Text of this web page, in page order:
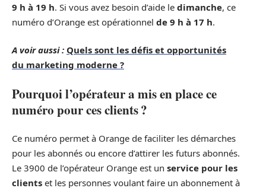
9 h à 19 h. Si vous avez besoin d’aide le dimanche, ce
numéro d’Orange est opérationnel de 9 h à 17 h.
A voir aussi : Quels sont les défis et opportunités
du marketing moderne ?
Pourquoi l’opérateur a mis en place ce
numéro pour ces clients ?
Ce numéro permet à Orange de faciliter les démarches
pour les abonnés ou encore d’attirer les futurs abonnés.
Le 3900 de l’opérateur Orange est un service pour les
clients et les personnes voulant faire un abonnement à